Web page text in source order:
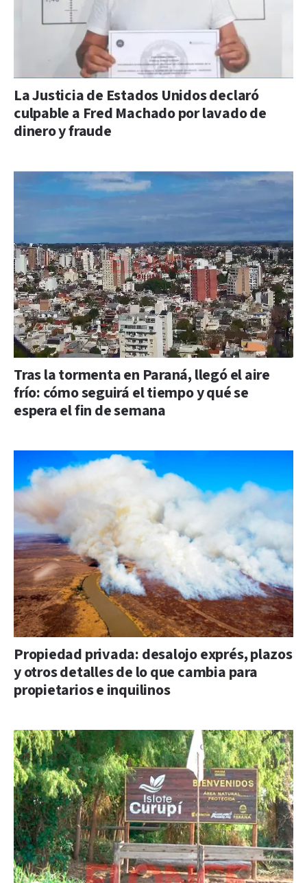
La Justicia de Estados Unidos declaró
culpable a Fred Machado por lavado de
dinero y fraude
Tras la tormenta en Paraná, llegó el aire
frío: cómo seguirá el tiempo y qué se
espera el fin de semana
Propiedad privada: desalojo exprés, plazos
y otros detalles de lo que cambia para
propietarios e inquilinos